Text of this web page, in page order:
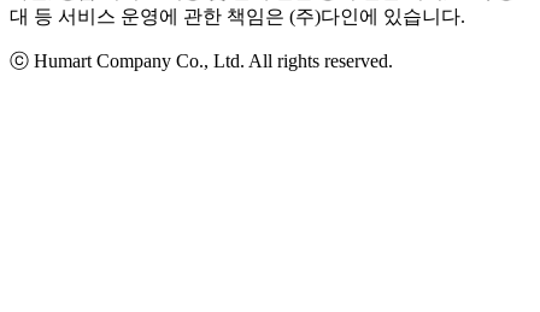
대 등 서비스 운영에 관한 책임은 (주)다인에 있습니다.
ⓒ Humart Company Co., Ltd. All rights reserved.